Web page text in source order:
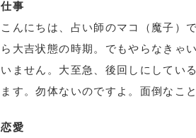
仕事
こんにちは、占い師のマコ（魔子）
ら大吉状態の時期。でもやらなきゃ
いません。大至急、後回しにしてい
ます。勿体ないのですよ。面倒なこ
恋愛